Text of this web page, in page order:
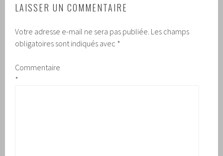
LAISSER UN COMMENTAIRE
Votre adresse e-mail ne sera pas publiée. Les champs
obligatoires sont indiqués avec *
Commentaire
*